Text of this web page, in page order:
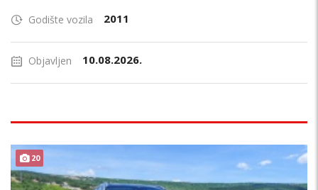
Godište vozila 2011
Objavljen 10.08.2026.
20